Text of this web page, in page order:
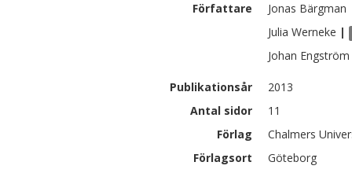
Författare Jonas Bärgman
Julia Werneke |
Johan Engström
Publikationsår
2013
Antal sidor
11
Förlag
Chalmers
Förlagsort
Göteborg